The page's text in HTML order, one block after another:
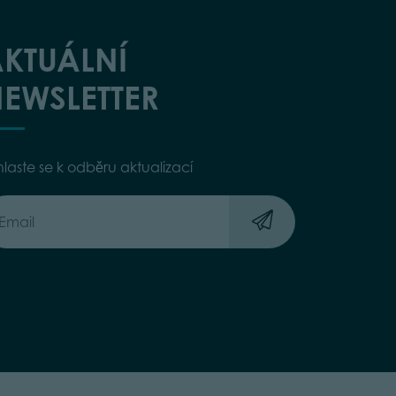
se k odběru aktualizací